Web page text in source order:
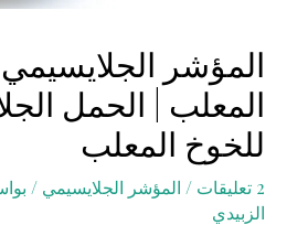
المؤشر
المعلب | الحمل
للخوخ المعلب
2 تعليقات / المؤشر الجلايسيمي /
الزبيدي